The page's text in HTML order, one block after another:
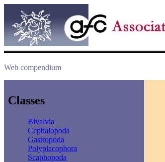
Web compendium
Classes
Bivalvia
Cephalopoda
Gastropoda
Polyplacophora
Scaphopoda